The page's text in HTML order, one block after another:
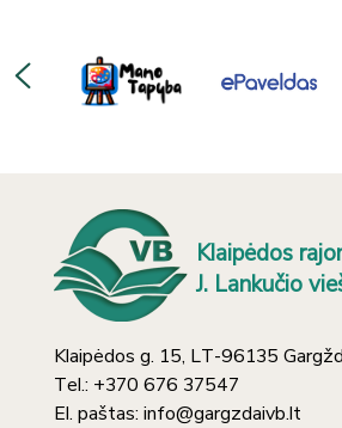
Klaipėdos
J. Lankučio
Klaipėdos g. 15, LT-96135
Tel.: +370 676 37547
El. paštas: info@gargzdaivb.lt